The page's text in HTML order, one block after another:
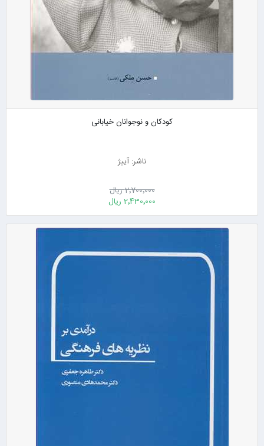
کودکان و نوجوانان خیابانی
ناشر: آییژ
2٬700٬000 ریال
2٬430٬000 ریال